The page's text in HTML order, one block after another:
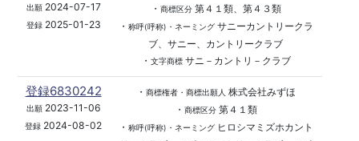
出願2024-07-17
登録2025-01-23
・ 商標区分第４１類、第４３類
・ 称呼(呼称)・ネーミングサニーカントリークラ
ブ、サニー、カントリークラブ
・ 文字商標サニ－カントリ－クラブ
登録6830242
出願2023-11-06
登録 2024-08-02
・ 商標権者・商標出願人 株式会社みずほ
・ 商標区分第４１類
・ 称呼(呼称)・ネーミングヒロシマミズホカント